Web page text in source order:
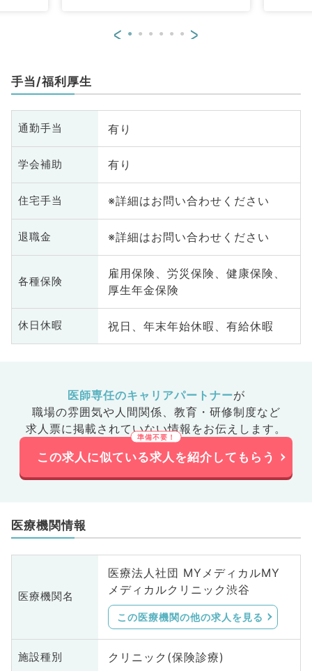
< >
手当/福利厚生
通勤手当 有り
学会補助 有り
住宅手当 ※詳細はお問い合わせください
退職金 ※詳細はお問い合わせください
各種保険
雇用保険、労災保険、健康保険、
厚生年金保険
休日休暇 祝日、年末年始休暇、有給休暇
医師専任のキャリアパートナーが
職場の雰囲気や人間関係、 教育・研修制度など
求人票に掲載されていない情報をお伝えします。
この求人に似ている求人を紹介してもらう
医療機関情報
医療機関名
医療法人社団 MYメディカルMY
メディカルクリニック渋谷
この医療機関の他の求人を見る
施設種別 クリニック(保険診療)